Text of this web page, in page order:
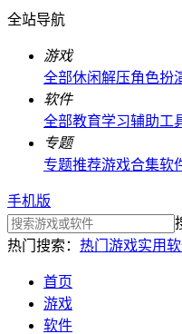
全站导航
游戏
全部休闲解压角色扮
软件
全部教育学习辅助工
专题
专题推荐游戏合集软
手机版
热门搜索： 热门游戏实用
首页
游戏
软件